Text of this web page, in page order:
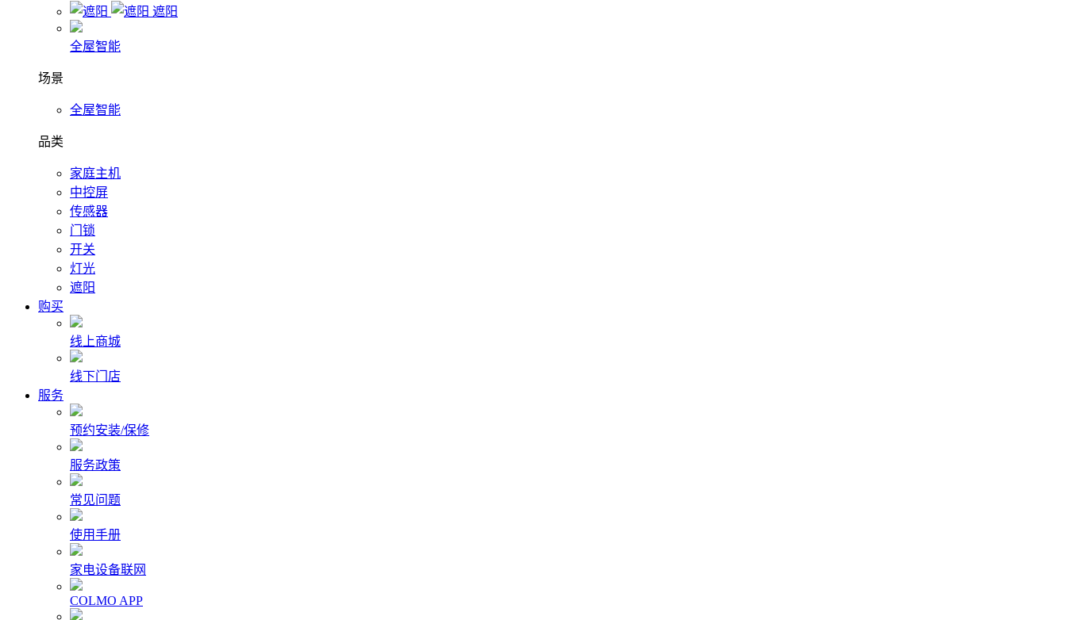
遮阳
全屋智能
场景
全屋智能
品类
家庭主机
中控屏
传感器
门锁
开关
灯光
遮阳
购买
线上商城
线下门店
服务
预约安装/保修
服务政策
常见问题
使用手册
家电设备联网
COLMO APP